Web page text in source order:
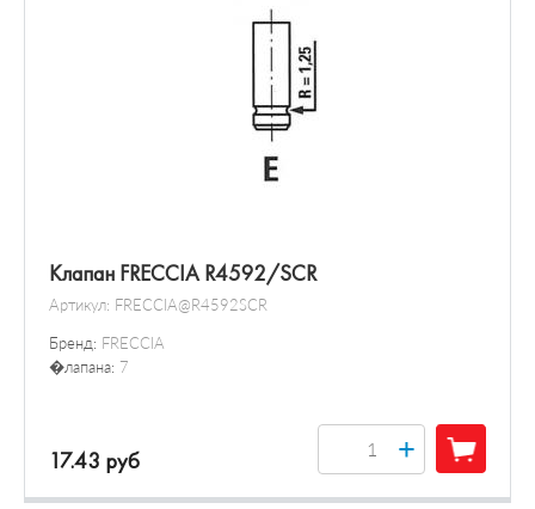
Клапан FRECCIA R4592/SCR
Артикул: FRECCIA@R4592SCR
Бренд: FRECCIA
�лапана: 7
17.43 руб +